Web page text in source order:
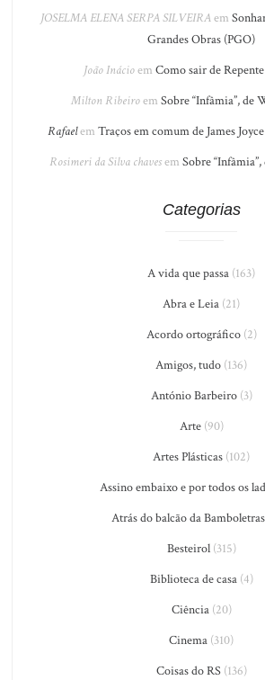
JOSELMA ELENA SERPA SILVEIRAem
Grandes Obras (PGO)
João Inácioem Como sair de
Milton Ribeiroem Sobre “Infâmia”,
Rafaelem Traços em comum de James
Rosimeri da Silva chavesem Sobre
Categorias
A vida que passa (163)
Abra e Leia (21)
Acordo ortográfico(2)
Amigos, tudo (136)
António Barbeiro(3)
Arte(90)
Artes Plásticas (102)
Assino embaixo e por todos os
Atrás do balcão da Bamboletras
Besteirol(315)
Biblioteca de casa(4)
Ciência(20)
Cinema (310)
Coisas do RS(136)